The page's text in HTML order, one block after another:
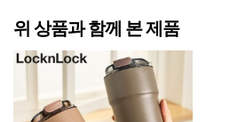
위 상품과 함께 본 제품